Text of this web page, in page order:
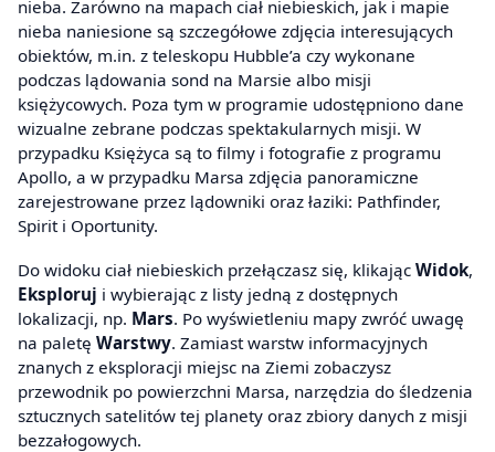
nieba. Zarówno na mapach ciał niebieskich, jak i mapie
nieba naniesione są szczegółowe zdjęcia interesujących
obiektów, m.in. z teleskopu Hubble’a czy wykonane
podczas lądowania sond na Marsie albo misji
księżycowych. Poza tym w programie udostępniono dane
wizualne zebrane podczas spektakularnych misji. W
przypadku Księżyca są to filmy i fotografie z programu
Apollo, a w przypadku Marsa zdjęcia panoramiczne
zarejestrowane przez lądowniki oraz łaziki: Pathfinder,
Spirit i Oportunity.
Do widoku ciał niebieskich przełączasz się, klikając Widok,
Eksploruj i wybierając z listy jedną z dostępnych
lokalizacji, np. Mars. Po wyświetleniu mapy zwróć uwagę
na paletę Warstwy. Zamiast warstw informacyjnych
znanych z eksploracji miejsc na Ziemi zobaczysz
przewodnik po powierzchni Marsa, narzędzia do śledzenia
sztucznych satelitów tej planety oraz zbiory danych z misji
bezzałogowych.